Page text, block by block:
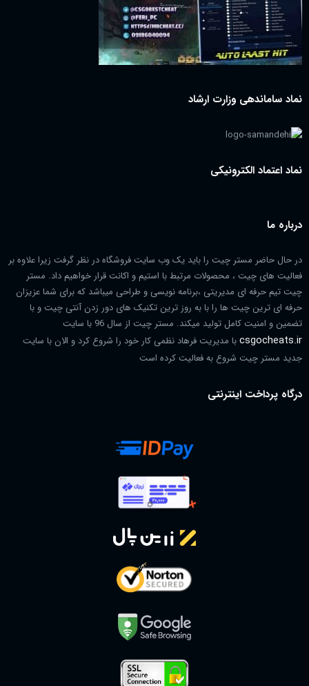
نماد ساماندهی وزارت ارشاد
نماد اعتماد الکترونیکی
درباره ما
در حال حاضر مستر چیت را باید یک وب سایت فروشگاه در نظر گرفت زیرا علاوه بر
فعالیت های چیت ، محصولات مرتبط با استیم و اکانت قرار خواهیم داد. مستر
چیت تیم حرفه ای مدیریتی ،برنامه نویسی و طراحی میباشد که برای شما عزیزان
حرفه ای ترین چیت ها را با به روز ترین تکنیک های دور زدن آنتی چیت و با
تضمین و امنیت کامل تولید میکند. مستر چیت از سال 96 با سایت
csgocheats.irبا مدیریت فرهاد نظمی کار خود را شروع کرد و الان با سایت
جدید مستر چیت شروع به فعالیت کرده است
درگاه پرداخت اینترنتی